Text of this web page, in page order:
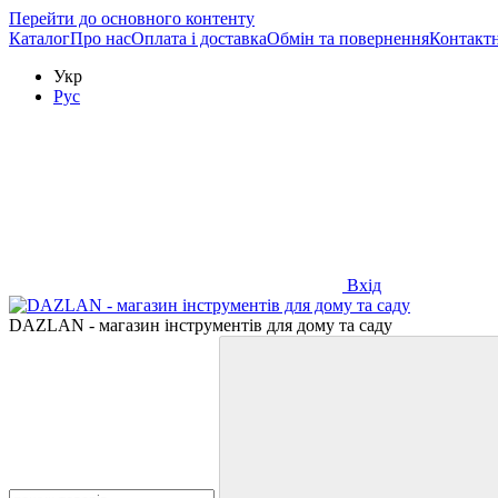
Перейти до основного контенту
КаталогПро насОплата і доставкаОбмін та повернення
Укр
Рус
Вхід
DAZLAN - магазин інструментів для дому та саду